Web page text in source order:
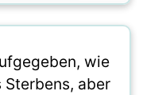
wie
aber